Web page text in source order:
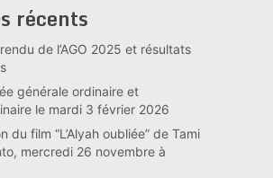
récents
de l’AGO 2025 et résultats
générale ordinaire et
le mardi 3 février 2026
du film “L’Alyah oubliée” de Tami
mercredi 26 novembre à